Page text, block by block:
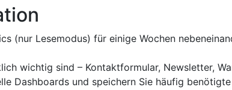
(nur Lesemodus) für einige Wochen
wichtig sind – Kontaktformular, Newsletter,
Dashboards und speichern Sie häufig